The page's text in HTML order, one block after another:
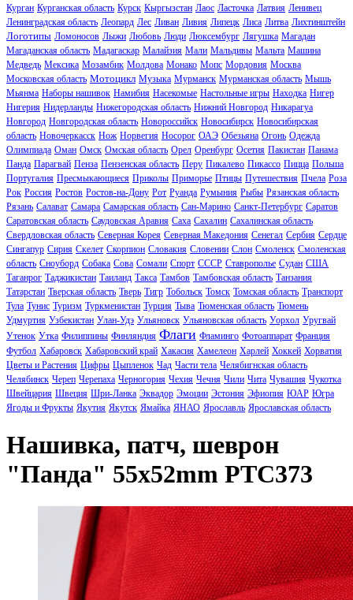
Курган Курганская область Курск Кыргызстан Лаос Ласточка Латвия Ленивец
Ленинградская область Леопард Лес Ливан Ливия Липецк Лиса Литва Лихтинштейн
Логотипы Ломоносов Лыжи Любовь Люди Люксембург Лягушка Магадан
Магаданская область Мадагаскар Малайзия Мали Мальдивы Мальта Машина
Медведь Мексика Мозамбик Молдова Монако Мопс Мордовия Москва
Московская область Мотоцикл Музыка Мурманск Мурманская область Мышь
Мьянма Наборы нашивок Намибия Насекомые Настольные игры Находка Нигер
Нигерия Нидерланды Нижегородская область Нижний Новгород Никарагуа
Новгород Новгородская область Новороссийск Новосибирск Новосибирская
область Новочеркасск Нож Норвегия Носорог ОАЭ Обезьяна Огонь Одежда
Олимпиада Оман Омск Омская область Орел Оренбург Осетия Пакистан Панама
Панда Парагвай Пенза Пензенская область Перу Пикалево Пикассо Пицца Польша
Португалия Пресмыкающиеся Приколы Приморье Птицы Путешествия Пчела Роза
Рок Россия Ростов Ростов-на-Дону Рот Руанда Румыния Рыбы Рязанская область
Рязань Салават Самара Самарская область Сан-Марино Санкт-Петербург Саратов
Саратовская область Саудовская Аравия Саха Сахалин Сахалинская область
Свердловская область Северная Корея Северная Македония Сенегал Сербия Сердце
Сингапур Сирия Скелет Скорпион Словакия Словении Слон Смоленск Смоленская
область Сноуборд Собака Сова Сомали Спорт СССР Ставрополье Судан США
Таганрог Таджикистан Таиланд Такса Тамбов Тамбовская область Танзания
Татарстан Тверская область Тверь Тигр Тобольск Томск Томская область Транспорт
Тула Тунис Туризм Туркменистан Турция Тыва Тюменская область Тюмень
Удмуртия Узбекистан Улан-Удэ Ульяновск Ульяновская область Уорхол Уругвай
Утенок Утка Филиппины Финляндия Флаги Фламинго Фотоаппарат Франция
Футбол Хабаровск Хабаровский край Хакасия Хамелеон Харлей Хоккей Хорватия
Цветы и Растения Цифры Цыпленок Чад Части тела Челябигнская область
Челябинск Череп Черепаха Черногория Чехия Чечня Чили Чита Чувашия Чукотка
Швейцария Швеция Шри-Ланка Эквадор Эмоции Эстония Эфиопия ЮАР Югра
Ягоды и Фрукты Якутия Якутск Ямайка ЯНАО Ярославль Ярославская область
Нашивка, патч, шеврон
"Панда" 55x52mm PTC373